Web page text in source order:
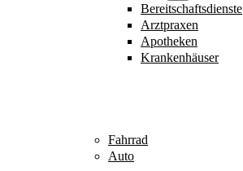
Bereitschaftsdienste
Arztpraxen
Apotheken
Krankenhäuser
Fahrrad
Auto